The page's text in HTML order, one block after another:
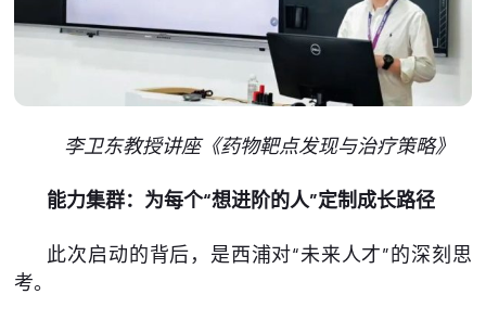
李卫东教授讲座《药物靶点发现与治疗策略》
能力集群：为每个“想进阶的人”定制成长路径
此次启动的背后，是西浦对“未来人才”的深刻思
考。